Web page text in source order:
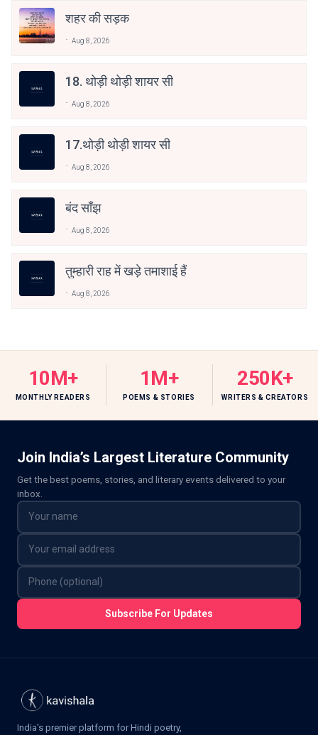
शहर की सड़क
Aug 8, 2026
18. थोड़ी थोड़ी शायर सी
Aug 8, 2026
17.थोड़ी थोड़ी शायर सी
Aug 8, 2026
बंद साँझ
Aug 8, 2026
तुम्हारी राह में खड़े तमाशाई हैं
Aug 8, 2026
10M+
MONTHLY READERS
1M+
POEMS & STORIES
250K+
WRITERS & CREATORS
Join India’s Largest Literature Community
Get the best poems, stories, and literary events delivered to your
inbox.
Subscribe For Updates
India's premier platform for Hindi poetry,